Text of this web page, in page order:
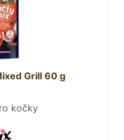
Grill 60 g
kočky